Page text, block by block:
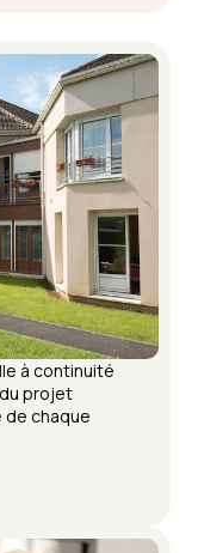
à continuité
projet
de chaque